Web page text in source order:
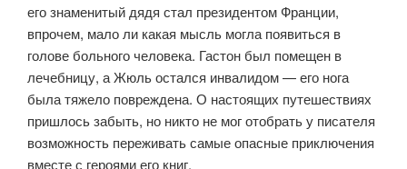
его знаменитый дядя стал президентом Франции,
впрочем, мало ли какая мысль могла появиться в
голове больного человека. Гастон был помещен в
лечебницу, а Жюль остался инвалидом — его нога
была тяжело повреждена. О настоящих путешествиях
пришлось забыть, но никто не мог отобрать у писателя
возможность переживать самые опасные приключения
вместе с героями его книг.